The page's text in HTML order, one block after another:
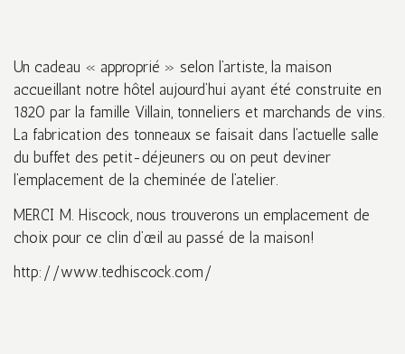
Un cadeau « approprié » selon l’artiste, la maison
accueillant notre hôtel aujourd’hui ayant été construite en
1820 par la famille Villain, tonneliers et marchands de vins.
La fabrication des tonneaux se faisait dans l’actuelle salle
du buffet des petit-déjeuners ou on peut deviner
l’emplacement de la cheminée de l’atelier.
MERCI M. Hiscock, nous trouverons un emplacement de
choix pour ce clin d’œil au passé de la maison!
http://www.tedhiscock.com/